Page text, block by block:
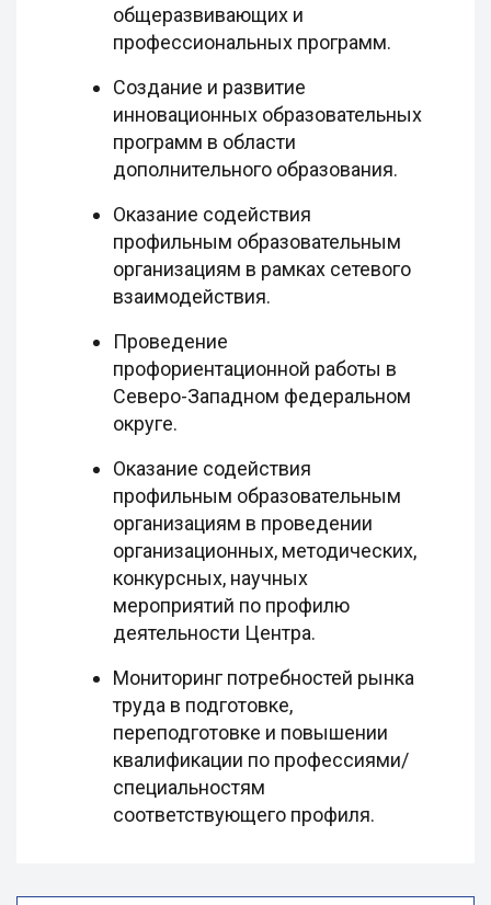
общеразвивающих и
профессиональных программ.
Создание и развитие
инновационных образовательных
программ в области
дополнительного образования.
Оказание содействия
профильным образовательным
организациям в рамках сетевого
взаимодействия.
Проведение
профориентационной работы в
Северо-Западном федеральном
округе.
Оказание содействия
профильным образовательным
организациям в проведении
организационных, методических,
конкурсных, научных
мероприятий по профилю
деятельности Центра.
Мониторинг потребностей рынка
труда в подготовке,
переподготовке и повышении
квалификации по профессиями/
специальностям
соответствующего профиля.